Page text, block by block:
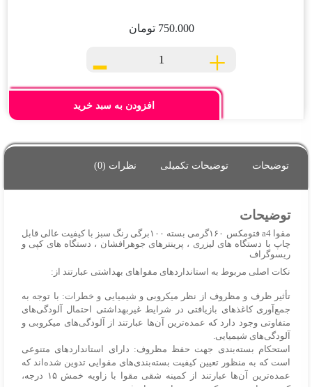
750.000 تومان
-
مقوا
فتومکس
۱۶۰گرم
بسته
سبز
عدد
+
افزودن به سبد خرید
توضیحات توضیحات تکمیلی نظرات (0)
توضیحات
مقوا a4 فتومکس ۱۶۰گرمی بسته ۱۰۰برگی رنگ سبز با کیفیت عالی قابل
چاپ با دستگاه های لیزری ، پرینترهای جوهرافشان ، دستگاه های کپی و
ریسوگراف
نکات اصلی مربوط به استانداردهای مقواهای بهداشتی عبارتند از:
تأثیر ظرف و مظروف از نظر میکروبی و شیمیایی و خطرات: با توجه به
جمع‌آوری کاغذهای بازیافتی در شرایط غیربهداشتی احتمال آلودگی‌های
متفاوتی وجود دارد که عمده‌ترین آن‌ها عبارتند از آلودگی‌های میکروبی و
آلودگی‌های شیمیایی.
استحکام بسته‌بندی جهت حفظ مظروف: دارای استانداردهای متنوعی
است که به منظور تعیین کیفیت بسته‌بندی‌های مقوایی تدوین شده‌اند که
عمده‌ترین آن‌ها عبارتند از کمینه شقی مقوا با زاویه خمش ۱۵ درجه،